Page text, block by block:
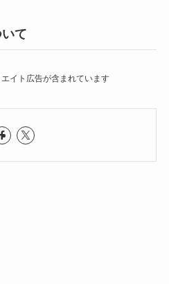
て
イト広告が含まれています